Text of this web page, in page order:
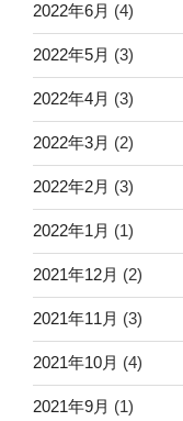
2022年6月 (4)
2022年5月 (3)
2022年4月 (3)
2022年3月 (2)
2022年2月 (3)
2022年1月 (1)
2021年12月 (2)
2021年11月 (3)
2021年10月 (4)
2021年9月 (1)